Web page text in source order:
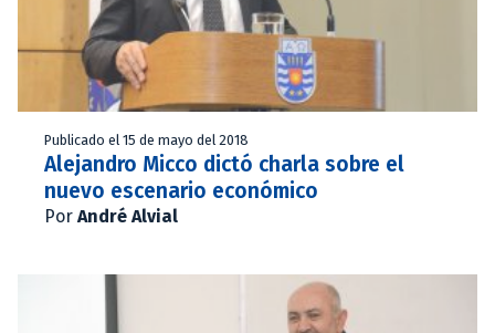
Publicado el 15 de mayo del 2018
Alejandro Micco dictó charla sobre el
nuevo escenario económico
Por André Alvial